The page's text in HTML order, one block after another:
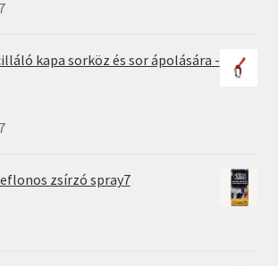
kapa sorköz és sor ápolására -
zsírzó spray7